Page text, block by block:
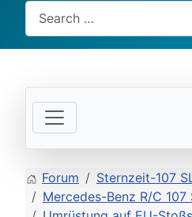
Search
Forum
Sternzeit-107
Mercedes-Benz R/C 107